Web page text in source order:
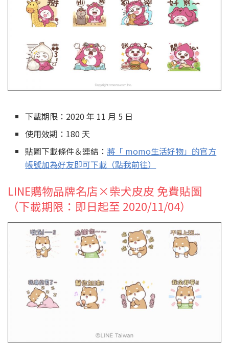
下載期限：2020 年 11 月 5 日
使用效期：180 天
貼圖下載條件＆連結： 將「 momo生活好物」的官方
帳號加為好友即可下載（點我前往）
LINE購物品牌名店×柴犬皮皮 免費貼圖
（下載期限：即日起至 2020/11/04）